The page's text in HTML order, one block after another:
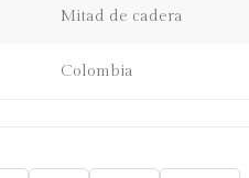
Mitad de cadera
Colombia